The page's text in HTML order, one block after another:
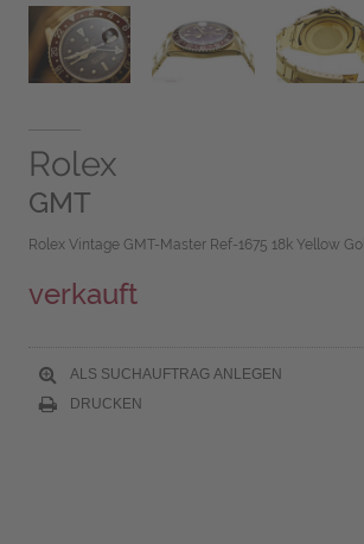
Rolex
GMT
Rolex Vintage GMT-Master Ref-1675 18k Yellow
verkauft
ALS SUCHAUFTRAG ANLEGEN
DRUCKEN